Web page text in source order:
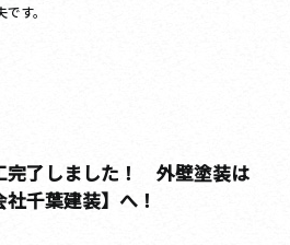
す。
了しました！ 外壁塗装は
社千葉建装】へ！